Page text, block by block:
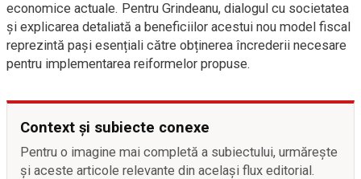
economice actuale. Pentru Grindeanu, dialogul cu societatea
și explicarea detaliată a beneficiilor acestui nou model fiscal
reprezintă pași esențiali către obținerea încrederii necesare
pentru implementarea reiformelor propuse.
Context și subiecte conexe
Pentru o imagine mai completă a subiectului, urmărește
și aceste articole relevante din același flux editorial.